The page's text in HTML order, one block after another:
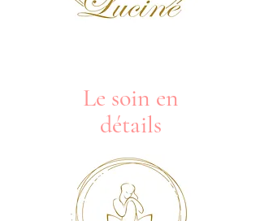
Soins énergétiques
Le soin en
détails